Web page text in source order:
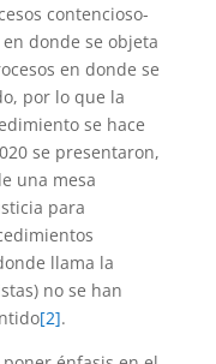
contencioso-
donde se objeta
en donde se
por lo que la
se hace
se presentaron,
una mesa
para
llama la
no se han
[2].